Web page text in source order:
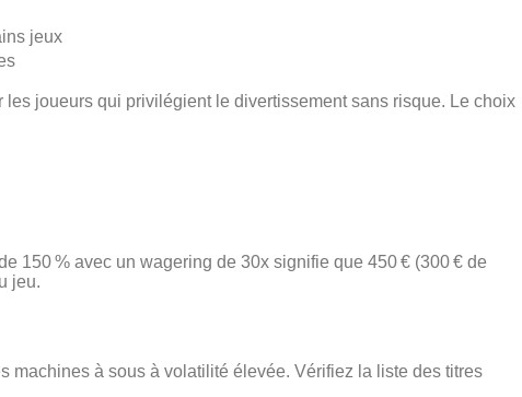
jeux
joueurs qui privilégient le divertissement sans risque. Le choix
150 % avec un wagering de 30x signifie que 450 € (300 € de
jeu.
machines à sous à volatilité élevée. Vérifiez la liste des titres